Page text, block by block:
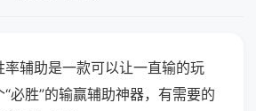
辅助是一款可以让一直输的玩
必胜”的输赢辅助神器，有需要的